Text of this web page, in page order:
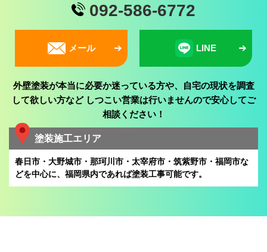
092-586-6772
メール LINE
外壁塗装が本当に必要か迷っている方や、自宅の現状を調査
して欲しい方などしつこい営業は行いませんので安心してご
相談ください！
塗装施工エリア
春日市・大野城市・那珂川市・太宰府市・筑紫野市・福岡市な
どを中心に、 福岡県内であれば塗装工事可能です。